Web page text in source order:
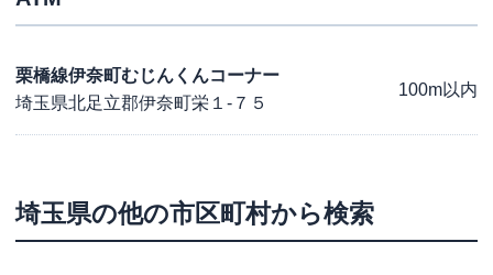
栗橋線伊奈町むじんくんコーナー
埼玉県北足立郡伊奈町栄１-７５
100m以内
埼玉県の他の市区町村から検索